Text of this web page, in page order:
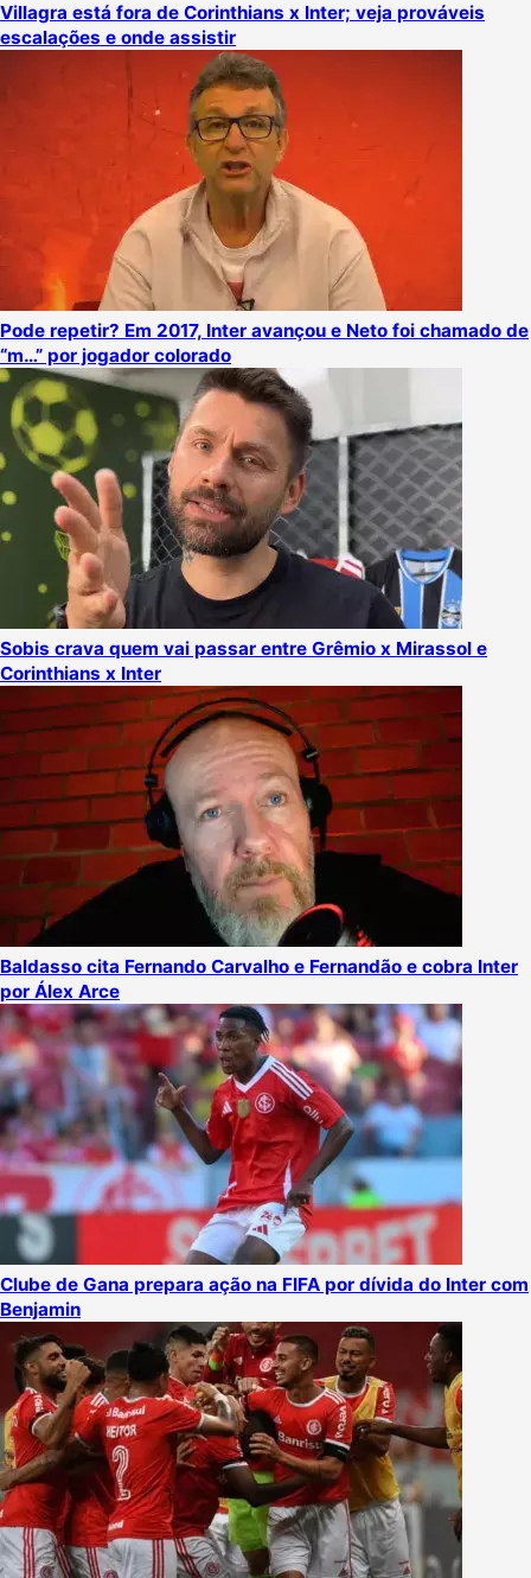
Villagra está fora de Corinthians x Inter; veja prováveis
escalações e onde assistir
Pode repetir? Em 2017, Inter avançou e Neto foi chamado de
“m…” por jogador colorado
Sobis crava quem vai passar entre Grêmio x Mirassol e
Corinthians x Inter
Baldasso cita Fernando Carvalho e Fernandão e cobra Inter
por Álex Arce
Clube de Gana prepara ação na FIFA por dívida do Inter com
Benjamin